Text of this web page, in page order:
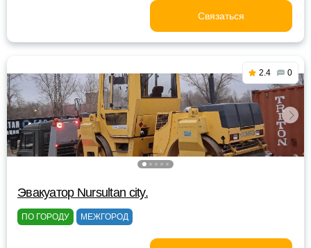
Связаться
2.4 0
Эвакуатор Nursultan city.
ПО ГОРОДУ МЕЖГОРОД